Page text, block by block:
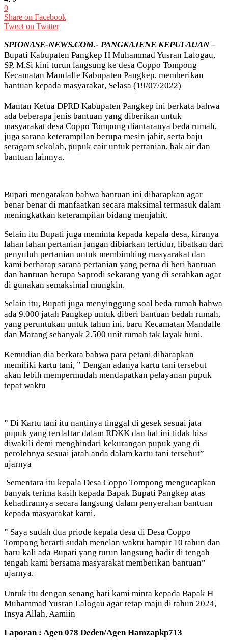
0
Share on Facebook
Tweet on Twitter
SPIONASE-NEWS.COM.- PANGKAJENE KEPULAUAN–
Bupati Kabupaten Pangkep H Muhammad Yusran Lalogau,
SP, M.Si kini turun langsung ke desa Coppo Tompong
Kecamatan Mandalle Kabupaten Pangkep, memberikan
bantuan kepada masyarakat, Selasa (19/07/2022)
Mantan Ketua DPRD Kabupaten Pangkep ini berkata bahwa
ada beberapa jenis bantuan yang diberikan untuk
masyarakat desa Coppo Tompong diantaranya beda rumah,
juga sarana keterampilan berupa mesin jahit, serta baju
seragam sekolah, pupuk cair untuk pertanian, bak air dan
bantuan lainnya.
Bupati mengatakan bahwa bantuan ini diharapkan agar
benar benar di manfaatkan secara maksimal termasuk dalam
meningkatkan keterampilan bidang menjahit.
Selain itu Bupati juga meminta kepada kepala desa, kiranya
lahan lahan pertanian jangan dibiarkan tertidur, libatkan dari
penyuluh pertanian untuk membimbing masyarakat dan
kami berharap sarana pertanian yang perna di beri bantuan
dan bantuan berupa Saprodi sekarang yang di serahkan agar
di gunakan semaksimal mungkin.
Selain itu, Bupati juga menyinggung soal beda rumah bahwa
ada 9.000 jatah Pangkep untuk diberi bantuan bedah rumah,
yang peruntukan untuk tahun ini, baru Kecamatan Mandalle
dan Marang sebanyak 2.500 unit rumah tak layak huni.
Kemudian dia berkata bahwa para petani diharapkan
memiliki kartu tani, ” Dengan adanya kartu tani tersebut
akan lebih mempermudah mendapatkan pelayanan pupuk
tepat waktu
” Di Kartu tani itu nantinya tinggal di gesek sesuai jata
pupuk yang terdaftar dalam RDKK dan hal ini tidak bisa
diwakili demi menghindari kekurangan pupuk yang di
perolehnya sesuai jatah anda dalam kartu tani tersebut”
ujarnya
Sementara itu kepala Desa Coppo Tompong mengucapkan
banyak terima kasih kepada Bapak Bupati Pangkep atas
kehadirannya secara langsung dalam penyerahan bantuan
kepada masyarakat kami.
” Saya sudah dua priode kepala desa di Desa Coppo
Tompong berarti sudah menelan waktu hampir 10 tahun dan
baru kali ada Bupati yang turun langsung hadir di tengah
tengah kami bersama masyarakat memberikan bantuan”
ujarnya.
Untuk itu dengan senang hati kami minta kepada Bapak H
Muhammad Yusran Lalogau agar tetap maju di tahun 2024,
Insya Allah, Aamiin
Laporan : Agen 078 Deden/Agen Hamzapkp713